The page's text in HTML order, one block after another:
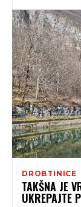
DROBTINICE
TAKŠNA JE
UKREPAJTE